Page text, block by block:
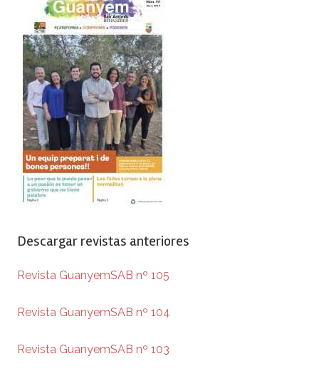
Descargar revistas anteriores
Revista GuanyemSAB nº 105
Revista GuanyemSAB nº 104
Revista GuanyemSAB nº 103